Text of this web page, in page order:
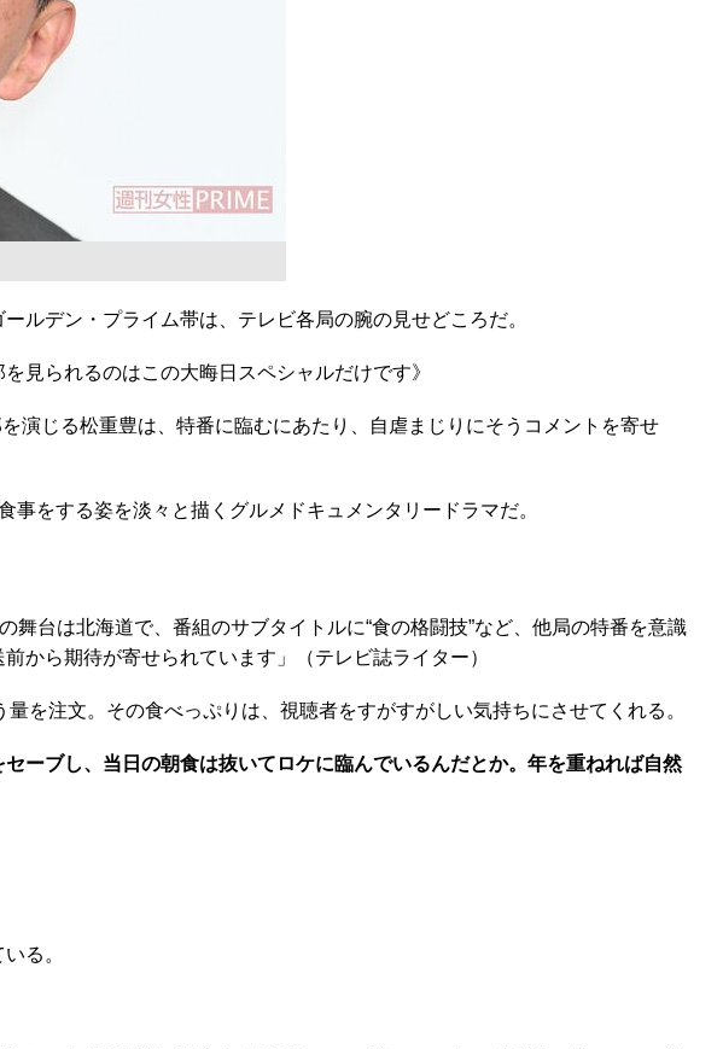
ルデン・プライム帯は、テレビ各局の腕の見せどころだ。
見られるのはこの大晦日スペシャルだけです》
じる松重豊は、特番に臨むにあたり、自虐まじりにそうコメントを寄せ
をする姿を淡々と描くグルメドキュメンタリードラマだ。
台は北海道で、番組のサブタイトルに“食の格闘技”など、他局の特番を意識
から期待が寄せられています」（テレビ誌ライター）
を注文。その食べっぷりは、視聴者をすがすがしい気持ちにさせてくれる。
ーブし、当日の朝食は抜いてロケに臨んでいるんだとか。年を重ねれば自然
る。